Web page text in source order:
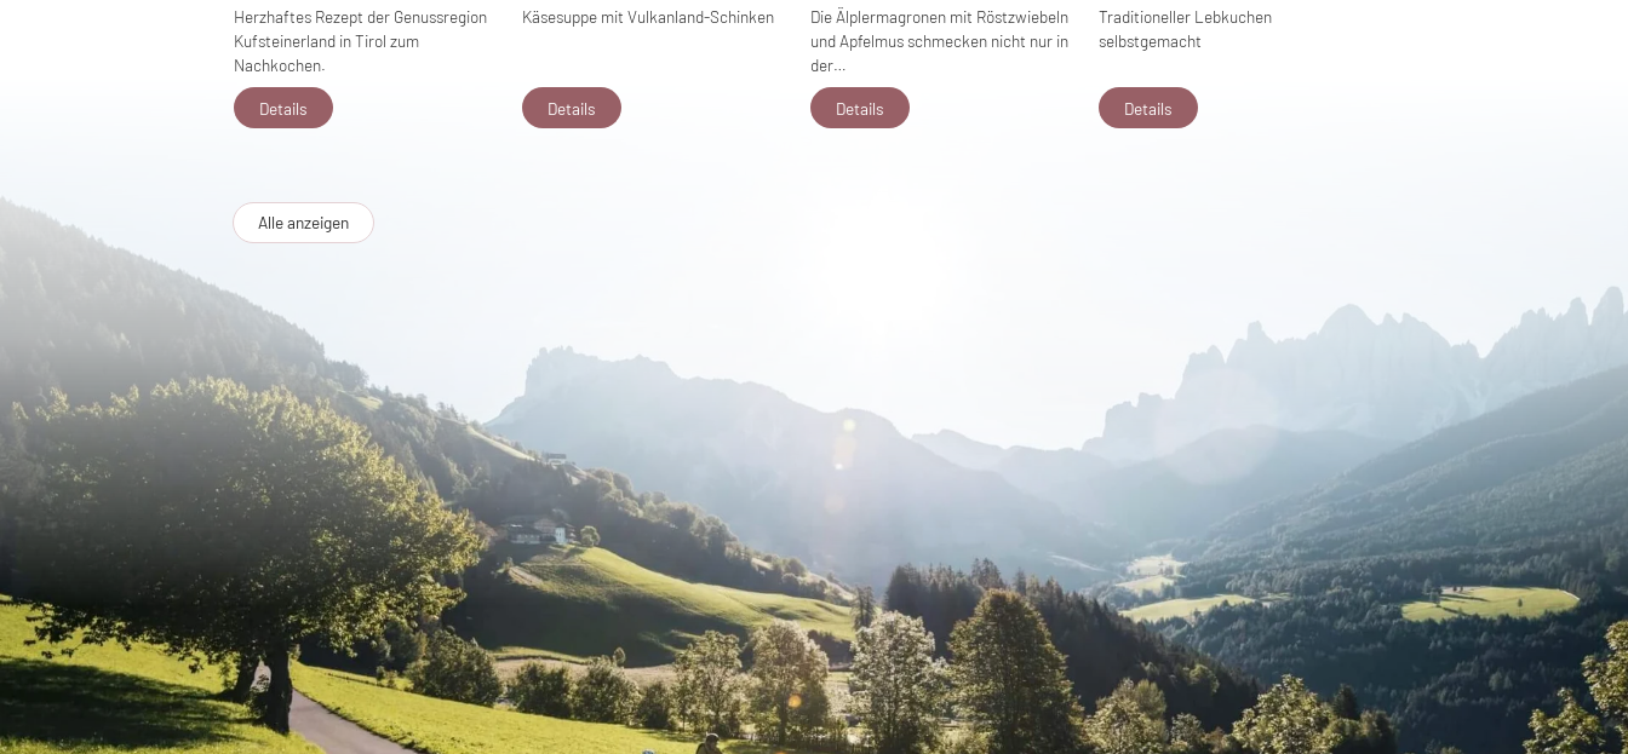
Herzhaftes Rezept der Genussregion
Kufsteinerland in Tirol zum
Nachkochen.
Details
Käsesuppe mit Vulkanland-Schinken
Details
Die Älplermagronen mit Röstzwiebeln
und Apfelmus schmecken nicht nur in
der…
Details
Traditioneller Lebkuchen
selbstgemacht
Details
Alle anzeigen